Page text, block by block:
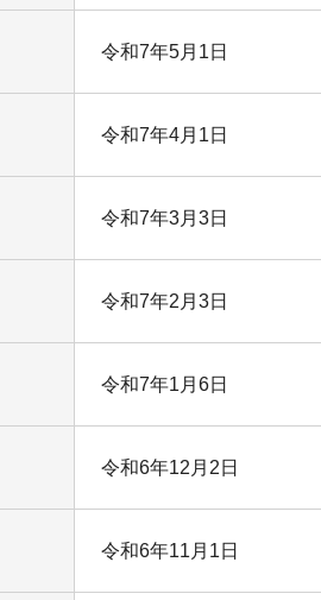
令和7年5月1日
令和7年4月1日
令和7年3月3日
令和7年2月3日
令和7年1月6日
令和6年12月2日
令和6年11月1日